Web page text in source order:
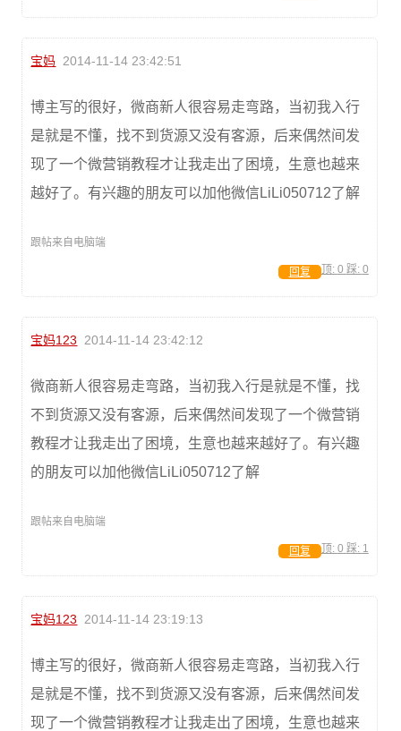
宝妈 2014-11-14 23:42:51
博主写的很好，微商新人很容易走弯路，当初我入行
是就是不懂，找不到货源又没有客源，后来偶然间发
现了一个微营销教程才让我走出了困境，生意也越来
越好了。有兴趣的朋友可以加他微信LiLi050712了解
跟帖来自电脑端
顶: 0 踩: 0
回复
宝妈123 2014-11-14 23:42:12
微商新人很容易走弯路，当初我入行是就是不懂，找
不到货源又没有客源，后来偶然间发现了一个微营销
教程才让我走出了困境，生意也越来越好了。有兴趣
的朋友可以加他微信LiLi050712了解
跟帖来自电脑端
顶: 0 踩: 1
回复
宝妈123 2014-11-14 23:19:13
博主写的很好，微商新人很容易走弯路，当初我入行
是就是不懂，找不到货源又没有客源，后来偶然间发
现了一个微营销教程才让我走出了困境，生意也越来